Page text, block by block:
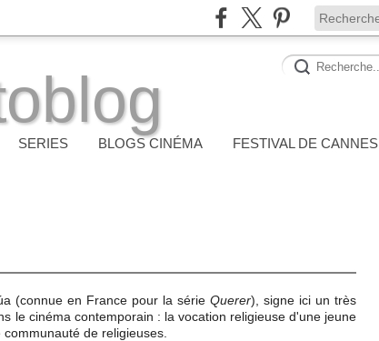
SERIES BLOGS CINÉMA FESTIVAL DE CANNES
(connue en France pour la série Querer), signe ici un très
le cinéma contemporain : la vocation religieuse d'une jeune
de religieuses.